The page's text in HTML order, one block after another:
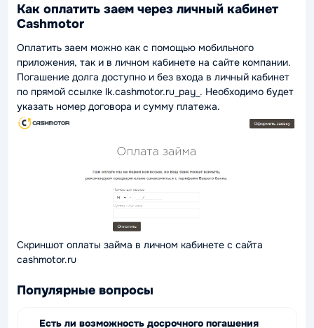
Как оплатить заем через личный кабинет
Cashmotor
Оплатить заем можно как с помощью мобильного
приложения, так и в личном кабинете на сайте компании.
Погашение долга доступно и без входа в личный кабинет
по прямой ссылке lk.cashmotor.ru_pay_. Необходимо будет
указать номер договора и сумму платежа.
Скриншот оплаты займа в личном кабинете с сайта
cashmotor.ru
Популярные вопросы
Есть ли возможность досрочного погашения